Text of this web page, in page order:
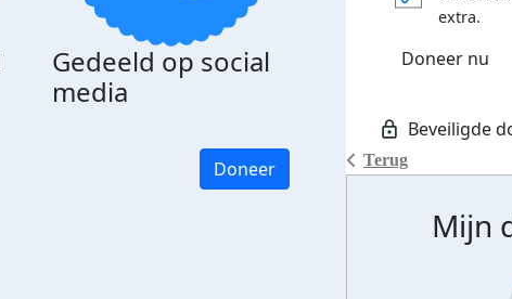
Gedeeld op social
media
Doneer Terug
extra.
Doneer nu
Mijn